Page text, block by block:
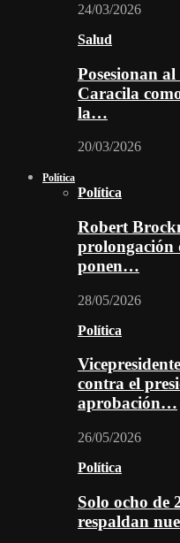
24/03/2026
Salud
Posesionan
Caracila
la…
20/03/2026
Política
Política
Robert
prolongación
ponen…
28/05/2026
Política
contra el
aprobación…
26/05/2026
Política
Solo ocho de
respaldan